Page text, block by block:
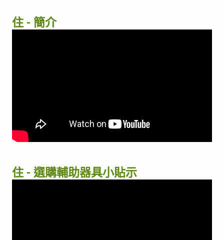
住 - 簡介
住 - 選購輔助器具小貼示